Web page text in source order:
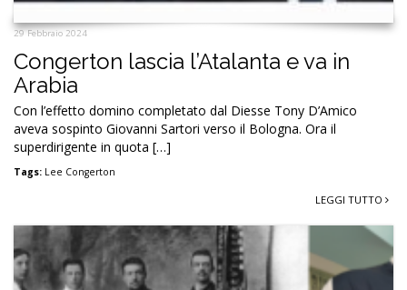
29 Febbraio 2024
Congerton lascia l’Atalanta e va in
Arabia
Con l’effetto domino completato dal Diesse Tony D’Amico
aveva sospinto Giovanni Sartori verso il Bologna. Ora il
superdirigente in quota […]
Tags: Lee Congerton
LEGGI TUTTO